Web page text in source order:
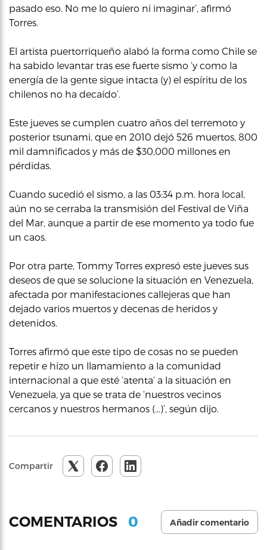
pasado eso. No me lo quiero ni imaginar’, afirmó
Torres.
El artista puertorriqueño alabó la forma como Chile se
ha sabido levantar tras ese fuerte sismo ‘y como la
energía de la gente sigue intacta (y) el espíritu de los
chilenos no ha decaído’.
Este jueves se cumplen cuatro años del terremoto y
posterior tsunami, que en 2010 dejó 526 muertos, 800
mil damnificados y más de $30,000 millones en
pérdidas.
Cuando sucedió el sismo, a las 03:34 p.m. hora local,
aún no se cerraba la transmisión del Festival de Viña
del Mar, aunque a partir de ese momento ya todo fue
un caos.
Por otra parte, Tommy Torres expresó este jueves sus
deseos de que se solucione la situación en Venezuela,
afectada por manifestaciones callejeras que han
dejado varios muertos y decenas de heridos y
detenidos.
Torres afirmó que este tipo de cosas no se pueden
repetir e hizo un llamamiento a la comunidad
internacional a que esté ‘atenta’ a la situación en
Venezuela, ya que se trata de ‘nuestros vecinos
cercanos y nuestros hermanos (…)’, según dijo.
Compartir
COMENTARIOS 0 Añadir comentario